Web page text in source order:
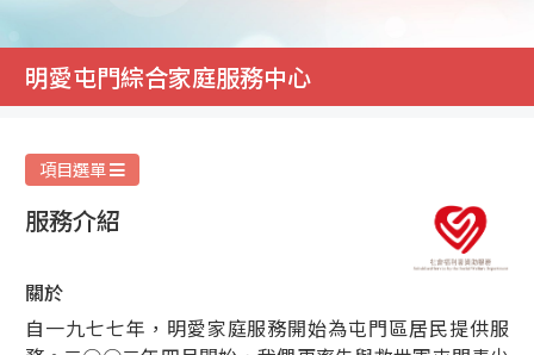
|
明
明愛屯門綜合家庭服務中心
項目選單
服務介紹
關於
自一九七七年，明愛家庭服務開始為屯門區居民提供服